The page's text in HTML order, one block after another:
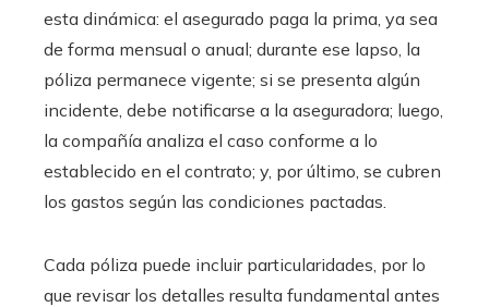
esta dinámica: el asegurado paga la prima, ya sea
de forma mensual o anual; durante ese lapso, la
póliza permanece vigente; si se presenta algún
incidente, debe notificarse a la aseguradora; luego,
la compañía analiza el caso conforme a lo
establecido en el contrato; y, por último, se cubren
los gastos según las condiciones pactadas.
Cada póliza puede incluir particularidades, por lo
que revisar los detalles resulta fundamental antes